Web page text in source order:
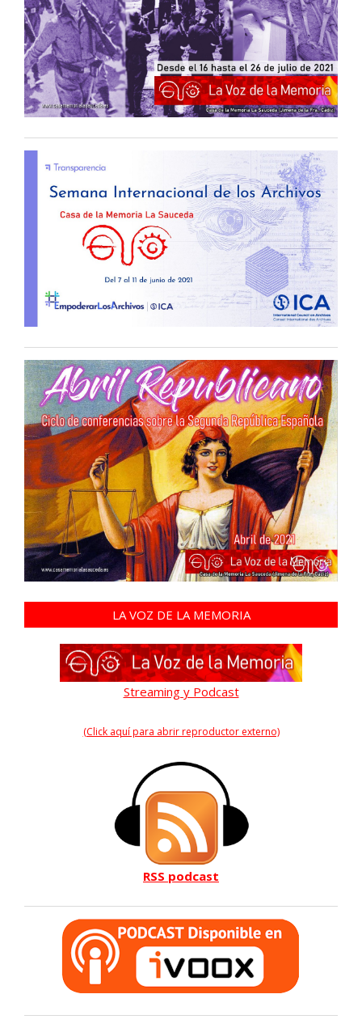
LA VOZ DE LA MEMORIA
Streaming y Podcast
(Click aquí para abrir reproductor externo)
RSS podcast